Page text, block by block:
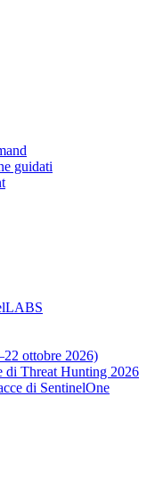
guidati
ottobre 2026)
di Threat Hunting 2026
di SentinelOne